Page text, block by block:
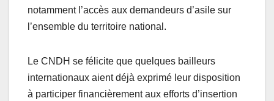
notamment l’accès aux demandeurs d’asile sur
l’ensemble du territoire national.
Le CNDH se félicite que quelques bailleurs
internationaux aient déjà exprimé leur disposition
à participer financièrement aux efforts d’insertion